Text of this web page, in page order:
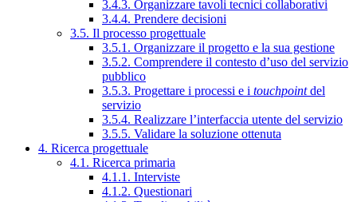
3.4.3. Organizzare tavoli tecnici collaborativi
3.4.4. Prendere decisioni
3.5. Il processo progettuale
3.5.1. Organizzare il progetto e la sua gestione
3.5.2. Comprendere il contesto d’uso del servizio
pubblico
3.5.3. Progettare i processi e i touchpointdel
servizio
3.5.4. Realizzare l’interfaccia utente del servizio
3.5.5. Validare la soluzione ottenuta
4. Ricerca progettuale
4.1. Ricerca primaria
4.1.1. Interviste
4.1.2. Questionari